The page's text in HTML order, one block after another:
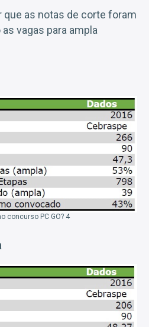
que as notas de corte foram
vagas para ampla
concurso PC GO? 4